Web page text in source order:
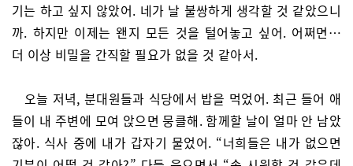
기는 하고 싶지 않았어. 네가 날 불쌍하게 생각할 것 같았으니
까. 하지만 이제는 왠지 모든 것을 털어놓고 싶어. 어쩌면…
더 이상 비밀을 간직할 필요가 없을 것 같아서.
오늘 저녁, 분대원들과 식당에서 밥을 먹었어. 최근 들어 애
들이 내 주변에 모여 앉으면 뭉클해. 함께할 날이 얼마 안 남았
잖아. 식사 중에 내가 갑자기 물었어. “너희들은 내가 없으면